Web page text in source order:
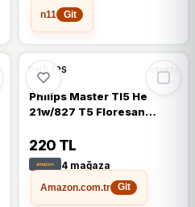
n11
Git
%30 %30 DÜŞTÜ
PHILIPS stokta
Philips Master Tl5 He
21w/827 T5 Floresan
Cm
220 TL
4 mağaza
Amazon.com.tr
Git